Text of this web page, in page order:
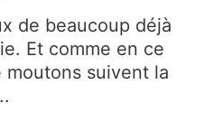
de beaucoup déjà
Et comme en ce
moutons suivent la